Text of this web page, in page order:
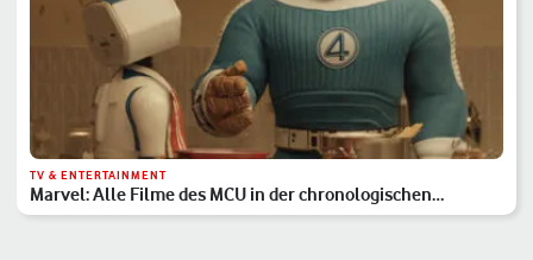
TV & ENTERTAINMENT
Marvel: Alle Filme des MCU in der chronologischen
Reihenfolge